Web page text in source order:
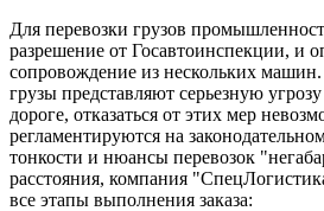
Для перевозки грузов
разрешение от Госавтоинспекции, и
сопровождение из нескольких
грузы представляют серьезную
дороге, отказаться от этих мер
регламентируются на
тонкости и нюансы перевозок
расстояния, компания
все этапы выполнения заказа: